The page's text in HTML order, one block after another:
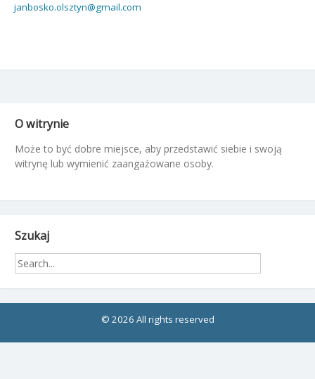
janbosko.olsztyn@gmail.com
O witrynie
Może to być dobre miejsce, aby przedstawić siebie i swoją
witrynę lub wymienić zaangażowane osoby.
Szukaj
© 2026 All rights reserved